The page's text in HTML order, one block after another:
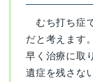
むち打ち症
だと考えます。
早く治療に取
遺症を残さな